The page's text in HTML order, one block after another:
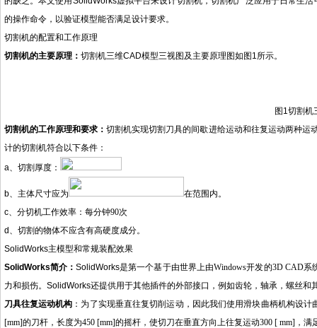
的操作命令，以验证模型能否满足设计要求。
切割机的配置和工作原理
切割机的主要原理： 切割机三维CAD模型三视图及主要原理 图如图 1所示。
图 1切割机
切割机的工作原理和要求：切割机实现切割刀具的间歇进给运动和往复运动两种运
计的切割机符合以下条件：
a、 切割 厚度：
b、主体尺寸应为
在范围内。
c、分切机工作效率：每分钟90次
d 、切割的物体不应含有高硬度成分。
SolidWorks主模型和常规装配效果
SolidWorks简介： SolidWorks是第一个基于由世界上由Windows开发的3D CAD系
力和损伤。 SolidWorks还提供用于其他插件的外部接口，例如齿轮，轴承，螺丝和
刀具往复运动机构 ： 为了实现垂直往复切削运动，因此我们使用滑块曲柄机构设
[mm]的刀杆，长度为450 [mm]的摇杆，使切刀在垂直方向上往复运动300 [ mm] ，满